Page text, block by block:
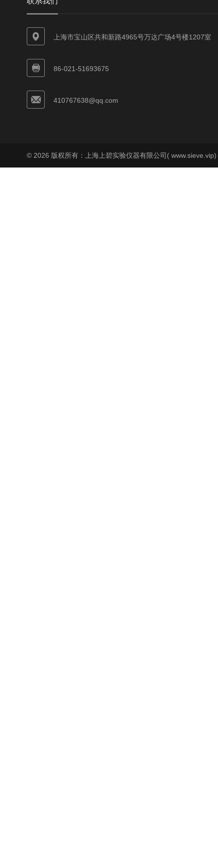
上海市宝山区共和新路4965号万达广场4号楼1207室
86-021-51693675
410767638@qq.com
© 2026 版权所有：上海上碧实验仪器有限公司(